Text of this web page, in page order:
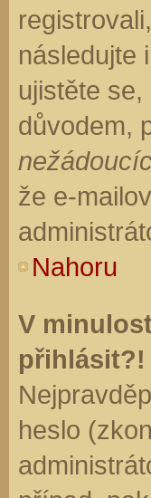
následujte
ujistěte
důvodem,
že e-
Nahoru
V
přihlásit?!
heslo